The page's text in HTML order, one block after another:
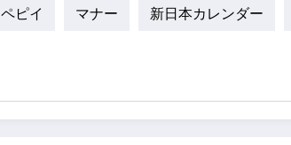
ペピイ マナー 新日本カレンダー